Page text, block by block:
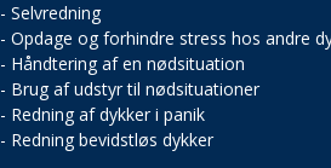
- Selvredning
- Opdage og forhindre stress hos andre
- Håndtering af en nødsituation
- Brug af udstyr til nødsituationer
- Redning af dykker i panik
- Redning bevidstløs dykker